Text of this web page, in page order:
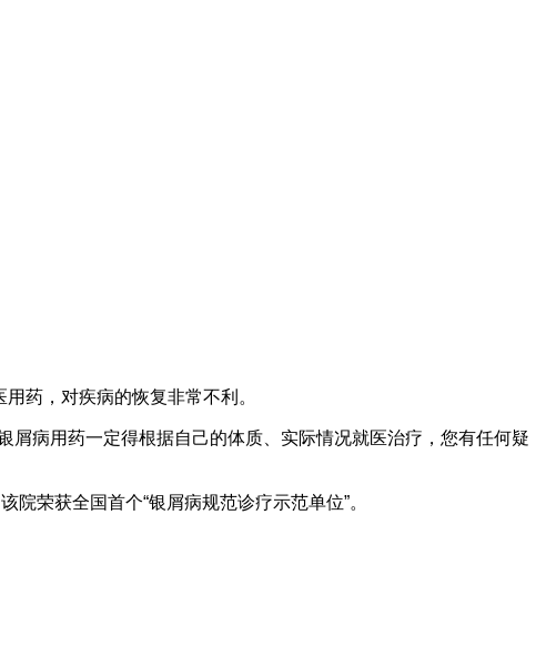
药，对疾病的恢复非常不利。
病用药一定得根据自己的体质、实际情况就医治疗，您有任何疑
荣获全国首个“银屑病规范诊疗示范单位”。